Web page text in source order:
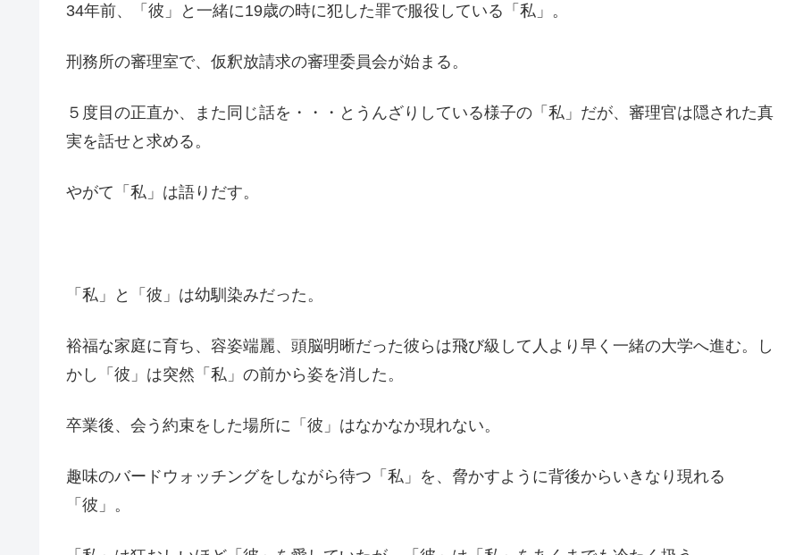
34年前、「彼」と一緒に19歳の時に犯した罪で服役している「私」。
刑務所の審理室で、仮釈放請求の審理委員会が始まる。
５度目の正直か、また同じ話を・・・とうんざりしている様子の「私」だが、審理官は隠された真
実を話せと求める。
やがて「私」は語りだす。
「私」と「彼」は幼馴染みだった。
裕福な家庭に育ち、容姿端麗、頭脳明晰だった彼らは飛び級して人より早く一緒の大学へ進む。し
かし「彼」は突然「私」の前から姿を消した。
卒業後、会う約束をした場所に「彼」はなかなか現れない。
趣味のバードウォッチングをしながら待つ「私」を、脅かすように背後からいきなり現れる
「彼」。